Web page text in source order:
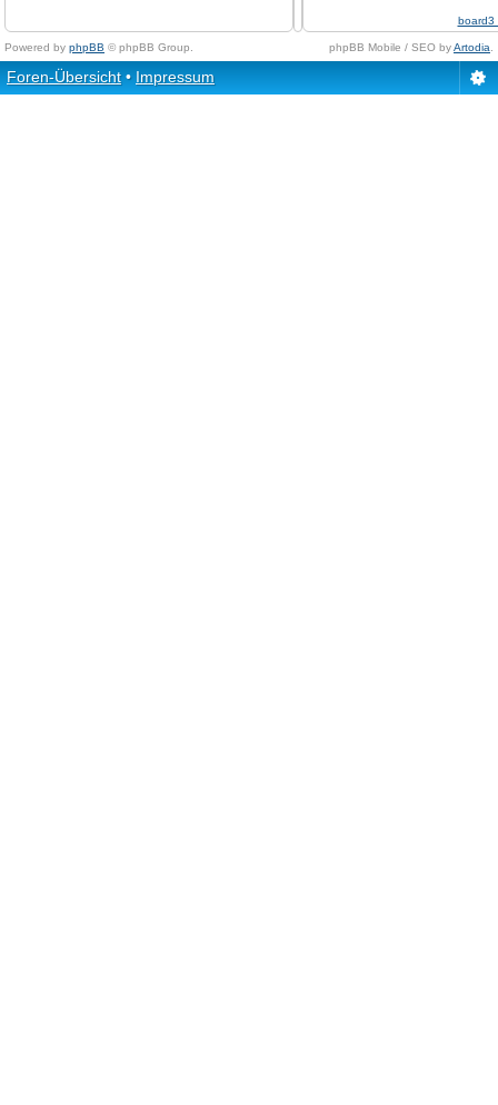
board3
Powered by phpBB © phpBB Group. phpBB Mobile / SEO byArtodia
Foren-Übersicht• Impressum